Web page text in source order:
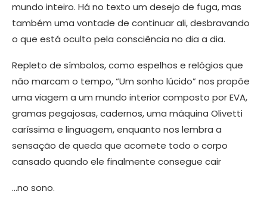
mundo inteiro. Há no texto um desejo de fuga, mas
também uma vontade de continuar ali, desbravando
o que está oculto pela consciência no dia a dia.
Repleto de símbolos, como espelhos e relógios que
não marcam o tempo, “Um sonho lúcido” nos propõe
uma viagem a um mundo interior composto por EVA,
gramas pegajosas, cadernos, uma máquina Olivetti
caríssima e linguagem, enquanto nos lembra a
sensação de queda que acomete todo o corpo
cansado quando ele finalmente consegue cair
…no sono.